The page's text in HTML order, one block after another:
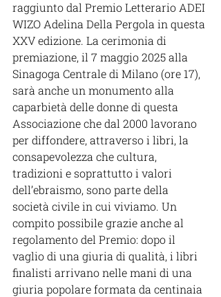
raggiunto dal Premio Letterario ADEI
WIZO Adelina Della Pergola in questa
XXV edizione. La cerimonia di
premiazione, il 7 maggio 2025 alla
Sinagoga Centrale di Milano (ore 17),
sarà anche un monumento alla
caparbietà delle donne di questa
Associazione che dal 2000 lavorano
per diffondere, attraverso i libri, la
consapevolezza che cultura,
tradizioni e soprattutto i valori
dell’ebraismo, sono parte della
società civile in cui viviamo. Un
compito possibile grazie anche al
regolamento del Premio: dopo il
vaglio di una giuria di qualità, i libri
finalisti arrivano nelle mani di una
giuria popolare formata da centinaia